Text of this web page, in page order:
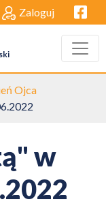
Zaloguj
Ojca
w